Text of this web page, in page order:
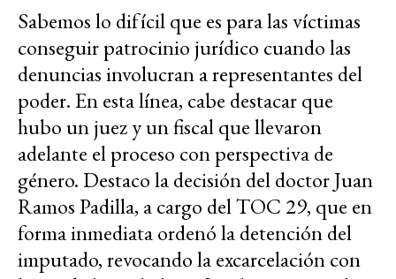
Sabemos lo difícil que es para las víctimas
conseguir patrocinio jurídico cuando las
denuncias involucran a representantes del
poder. En esta línea, cabe destacar que
hubo un juez y un fiscal que llevaron
adelante el proceso con perspectiva de
género. Destaco la decisión del doctor Juan
Ramos Padilla, a cargo del TOC 29, que en
forma inmediata ordenó la detención del
imputado, revocando la excarcelación con